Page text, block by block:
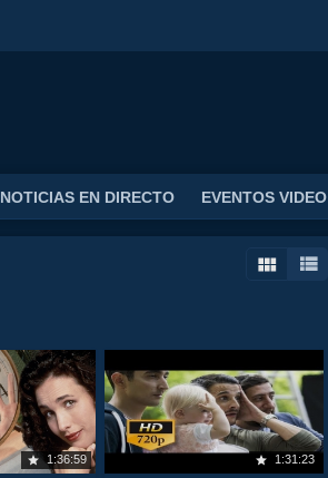
NOTICIAS EN DIRECTO EVENTOS VIDEO
1:36:59 1:31:23